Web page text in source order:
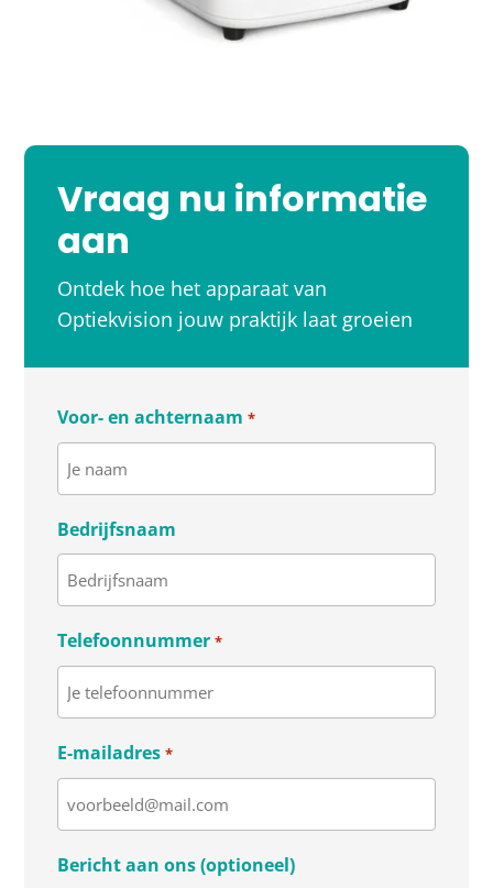
Vraag nu informatie
aan
Ontdek hoe het apparaat van
Optiekvision jouw praktijk laat groeien
Voor- en achternaam *
Bedrijfsnaam
Telefoonnummer *
E-mailadres *
Bericht aan ons (optioneel)